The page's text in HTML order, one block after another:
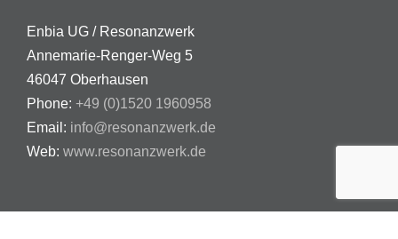
Enbia UG / Resonanzwerk
Annemarie-Renger-Weg 5
46047 Oberhausen
Phone: +49 (0)1520 1960958
Email: info@resonanzwerk.de
Web: www.resonanzwerk.de